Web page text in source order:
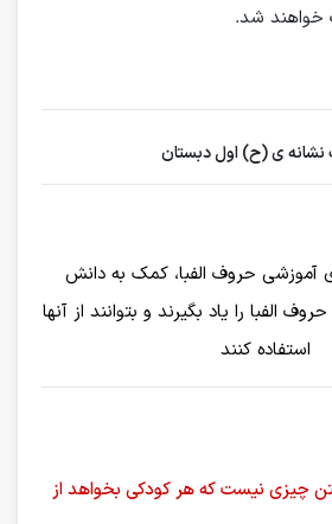
خواهند شد.
نشانه ی (ح) اول دبستان
آموزشی حروف الفبا، کمک به دانش
الفبا را یاد بگیرند و بتوانند از آنها
استفاده کنند
چیزی نیست که هر کودکی بخواهد از